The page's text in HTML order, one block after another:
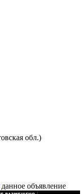
обл.)
данное объявление